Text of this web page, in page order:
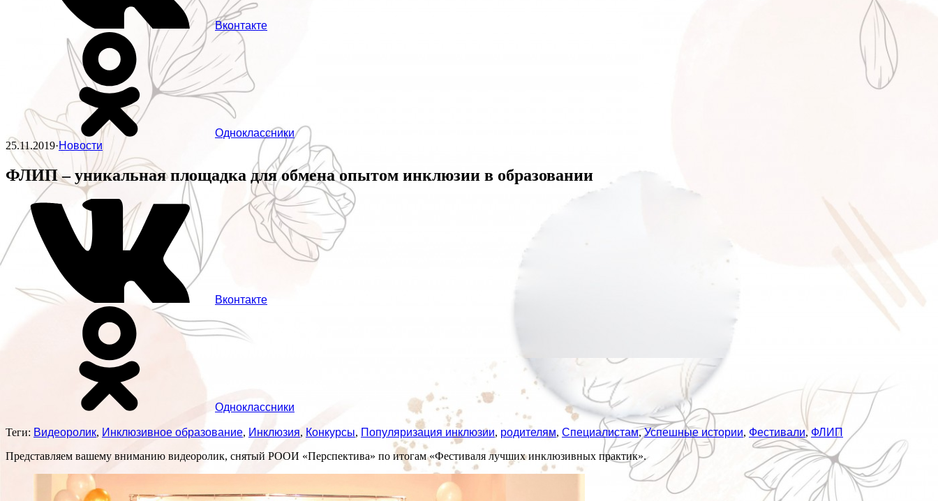
Вконтакте
Одноклассники
25.11.2019·Новости
ФЛИП – уникальная площадка для обмена опытом инклюзии в образовании
Вконтакте
Одноклассники
Теги: Видеоролик, Инклюзивное образование, Инклюзия, Конкурсы, Популяризация инклюзии, родителям, Специалистам,Успешные истории, Фестивали, ФЛИП
Представляем вашему вниманию видеоролик, снятый РООИ «Перспектива» по итогам «Фестиваля лучших инклюзивных практик».